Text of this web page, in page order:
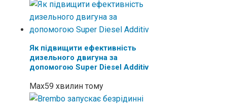
Як підвищити ефективність
дизельного двигуна за
допомогою Super Diesel Additiv
Max59 хвилин тому